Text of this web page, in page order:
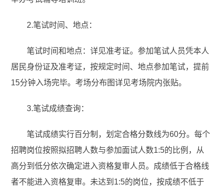
2.笔试时间、地点：
笔试时间和地点：详见准考证。参加笔试人员凭本人
居民身份证及准考证，按规定时间、地点参加笔试，提前
15分钟入场完毕。考场分布图详见考场院内张贴。
3.笔试成绩查询：
笔试成绩实行百分制，划定合格分数线为60分。每个
招聘岗位按照拟招聘人数与参加面试人数1:5的比例，从
高分到低分依次确定进入资格复审人员。成绩低于合格线
者不能进入资格复审。未达到1:5的岗位，按成绩不低于